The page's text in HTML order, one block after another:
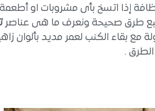
إذا اتسخ بأى مشروبات او أطعمة
طرق صحيحة ونعرف ما هى عناصر
بقاء الكنب لعمر مديد بألوان
.